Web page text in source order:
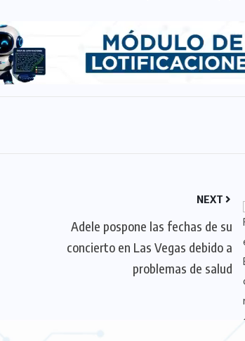
NEXT
Adele pospone las fechas de su
concierto en Las Vegas debido a
problemas de salud